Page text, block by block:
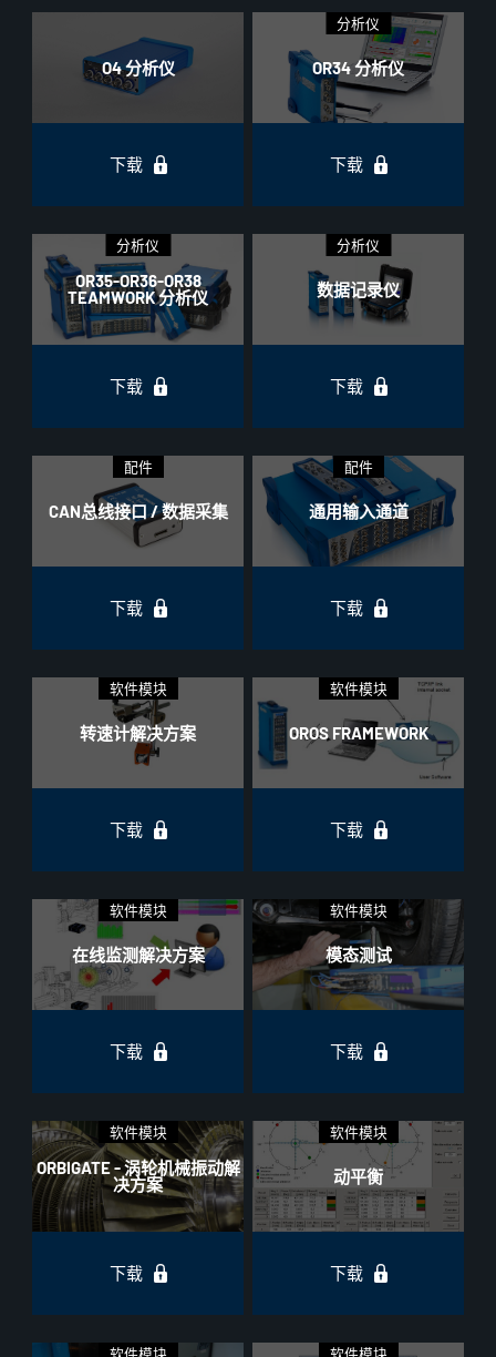
O4 分析仪
下载
分析仪
OR34 分析仪
下载
分析仪
OR35-OR36-OR38
TEAMWORK 分析仪
下载
分析仪
数据记录仪
下载
配件
CAN总线接口 / 数据采集
下载
配件
通用输入通道
下载
软件模块
转速计解决方案
下载
软件模块
OROS FRAMEWORK
下载
软件模块
在线监测解决方案
下载
软件模块
模态测试
下载
软件模块
ORBIGATE - 涡轮机械振动解
决方案
下载
软件模块
动平衡
下载